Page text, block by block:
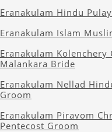
Eranakulam Hindu
Eranakulam Islam
Eranakulam Kolenchery
Malankara Bride
Eranakulam Nellad
Groom
Eranakulam Piravom
Pentecost Groom